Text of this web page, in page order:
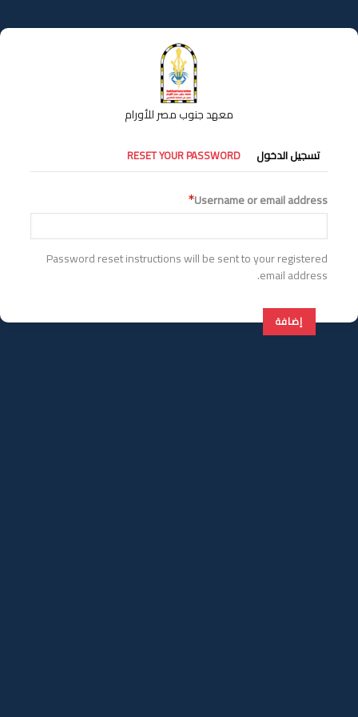
إلى
المحتوى
معهد جنوب مصر للأورام
التبويبات
الأساسية
تسجيل الدخول RESET YOUR PASSWORD
Username or email address
Password reset instructions will be sent to your registered
email address.